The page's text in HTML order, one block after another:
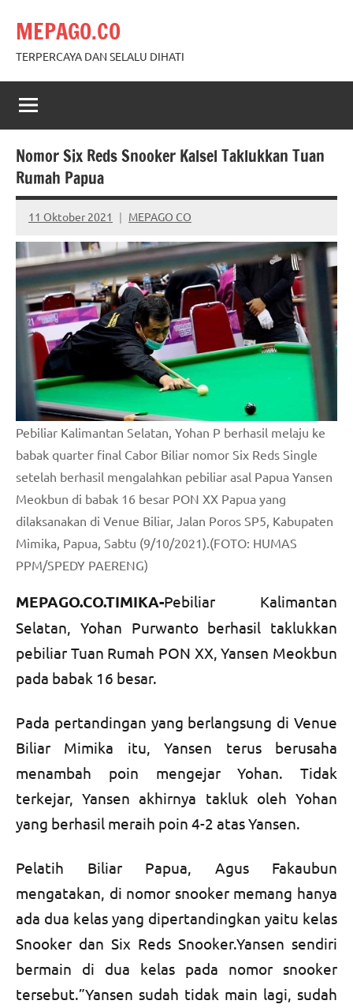
content
MEPAGO.CO
TERPERCAYA DAN SELALU DIHATI
Nomor Six Reds Snooker Kalsel Taklukkan Tuan
Rumah Papua
11 Oktober 2021 MEPAGO CO
No
comments
Pebiliar Kalimantan Selatan, Yohan P berhasil melaju ke
babak quarter final Cabor Biliar nomor Six Reds Single
setelah berhasil mengalahkan pebiliar asal Papua Yansen
Meokbun di babak 16 besar PON XX Papua yang
dilaksanakan di Venue Biliar, Jalan Poros SP5, Kabupaten
Mimika, Papua, Sabtu (9/10/2021).(FOTO: HUMAS
PPM/SPEDY PAERENG)
MEPAGO.CO.TIMIKA-Pebiliar Kalimantan
Selatan, Yohan Purwanto berhasil taklukkan
pebiliar Tuan Rumah PON XX, Yansen Meokbun
pada babak 16 besar.
Pada pertandingan yang berlangsung di Venue
Biliar Mimika itu, Yansen terus berusaha
menambah poin mengejar Yohan. Tidak
terkejar, Yansen akhirnya takluk oleh Yohan
yang berhasil meraih poin 4-2 atas Yansen.
Pelatih Biliar Papua, Agus Fakaubun
mengatakan, di nomor snooker memang hanya
ada dua kelas yang dipertandingkan yaitu kelas
Snooker dan Six Reds Snooker.Yansen sendiri
bermain di dua kelas pada nomor snooker
tersebut.”Yansen sudah tidak main lagi, sudah